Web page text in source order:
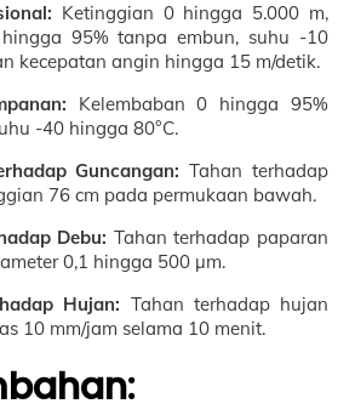
Ketinggian 0 hingga 5.000 m,
95% tanpa embun, suhu -10
kecepatan angin hingga 15 m/detik.
Kelembaban 0 hingga 95%
-40 hingga 80°C.
Guncangan: Tahan terhadap
76 cm pada permukaan bawah.
Debu: Tahan terhadap paparan
0,1 hingga 500 µm.
Hujan: Tahan terhadap hujan
10 mm/jam selama 10 menit.